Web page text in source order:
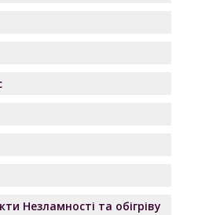
Незламності та обігріву